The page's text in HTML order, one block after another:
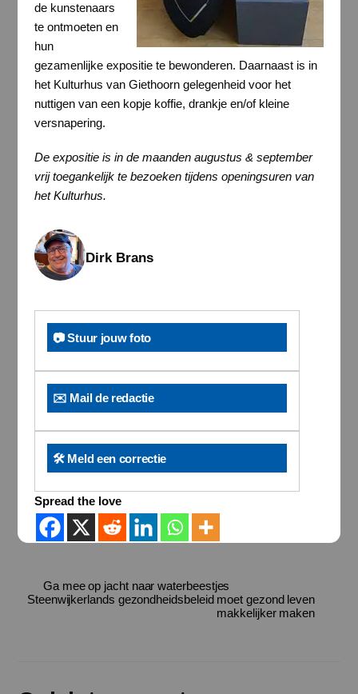
de kunstenaars
te ontmoeten en
hun
gezamenlijke expositie te bewonderen. Daarnaast is in
het Kulturhus van Giethoorn gelegenheid voor het
nuttigen van een kopje koffie, drankje en/of kleine
versnapering.
De expositie is in de maanden augustus & september
vrij toegankelijk te bezoeken tijdens openingsuren van
het Kulturhus.
Dirk Brans
📷 Stuur jouw foto
✉️ Mail de redactie
🛠️ Meld een correctie
Spread the love
Ga mee op jacht naar waterbeestjes
Steenwijkerlands gezondheidsbeleid moet gezond leven
makkelijker maken